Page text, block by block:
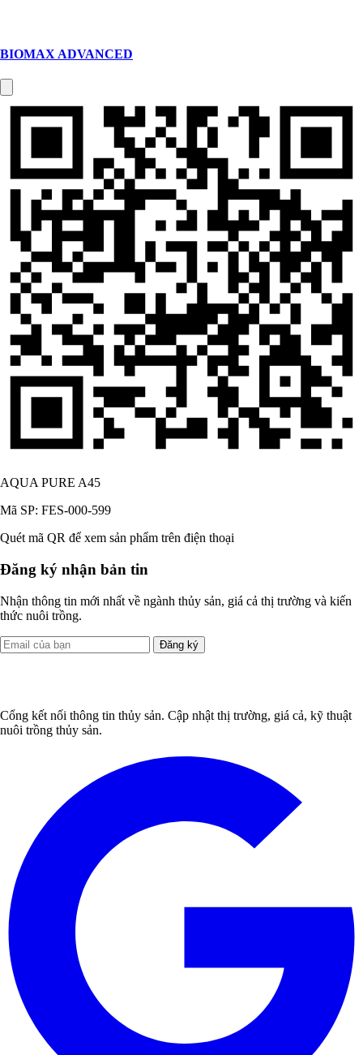
BIOMAX ADVANCED
AQUA PURE A45
Mã SP: FES-000-599
Quét mã QR để xem sản phẩm trên điện thoại
Đăng ký nhận bản tin
Nhận thông tin mới nhất về ngành thủy sản, giá cả thị trường và kiến
thức nuôi trồng.
Đăng ký
Cổng kết nối thông tin thủy sản. Cập nhật thị trường, giá cả, kỹ thuật
nuôi trồng thủy sản.